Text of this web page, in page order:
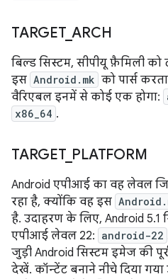
TARGET_ARCH
बिल्ड सिस्टम, सीपीयू फ़ैमिली को
इस Android.mk को पार्स
वैरिएबल इनमें से कोई एक होगा:
x86_64 .
TARGET_ PLATFORM
Android एपीआई का वह लेवल
रहा है, क्योंकि वह इस
है. उदाहरण के लिए, Android 5.1
एपीआई लेवल 22: android-22
जुड़ी Android सिस्टम इमेज की
देखें. कॉन्टेंट बनाने नीचे दिया